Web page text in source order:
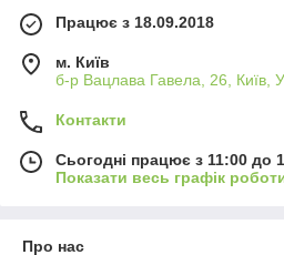
Працює з 18.09.2018
м. Київ
б-р Вацлава Гавела, 26, Київ,
Контакти
Сьогодні працює з 11:00 до
Показати весь графік
Про нас